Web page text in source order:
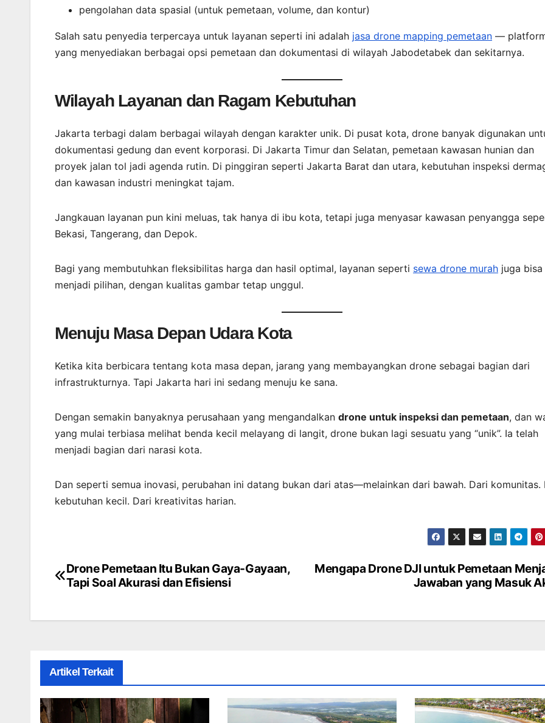
pengolahan data spasial (untuk pemetaan, volume, dan kontur)
Salah satu penyedia terpercaya untuk layanan seperti ini adalah jasa drone mapping pemetaan —
yang menyediakan berbagai opsi pemetaan dan dokumentasi di wilayah Jabodetabek dan sekitarnya.
Wilayah Layanan dan Ragam Kebutuhan
Jakarta terbagi dalam berbagai wilayah dengan karakter unik. Di pusat kota, drone banyak digunakan
dokumentasi gedung dan event korporasi. Di Jakarta Timur dan Selatan, pemetaan kawasan hunian dan
proyek jalan tol jadi agenda rutin. Di pinggiran seperti Jakarta Barat dan utara, kebutuhan inspeksi
dan kawasan industri meningkat tajam.
Jangkauan layanan pun kini meluas, tak hanya di ibu kota, tetapi juga menyasar kawasan penyangga
Bekasi, Tangerang, dan Depok.
Bagi yang membutuhkan fleksibilitas harga dan hasil optimal, layanan seperti sewa drone murah juga bisa
menjadi pilihan, dengan kualitas gambar tetap unggul.
Menuju Masa Depan Udara Kota
Ketika kita berbicara tentang kota masa depan, jarang yang membayangkan drone sebagai bagian dari
infrastrukturnya. Tapi Jakarta hari ini sedang menuju ke sana.
Dengan semakin banyaknya perusahaan yang mengandalkan drone untuk inspeksi dan pemetaan, dan
yang mulai terbiasa melihat benda kecil melayang di langit, drone bukan lagi sesuatu yang “unik”. Ia telah
menjadi bagian dari narasi kota.
Dan seperti semua inovasi, perubahan ini datang bukan dari atas—melainkan dari bawah. Dari komunitas.
kebutuhan kecil. Dari kreativitas harian.
Post
Mengapa Drone DJI untuk Pemetaan
Jawaban yang Masuk
Drone Pemetaan Itu Bukan Gaya-Gayaan,
Tapi Soal Akurasi dan Efisiensi
Artikel Terkait